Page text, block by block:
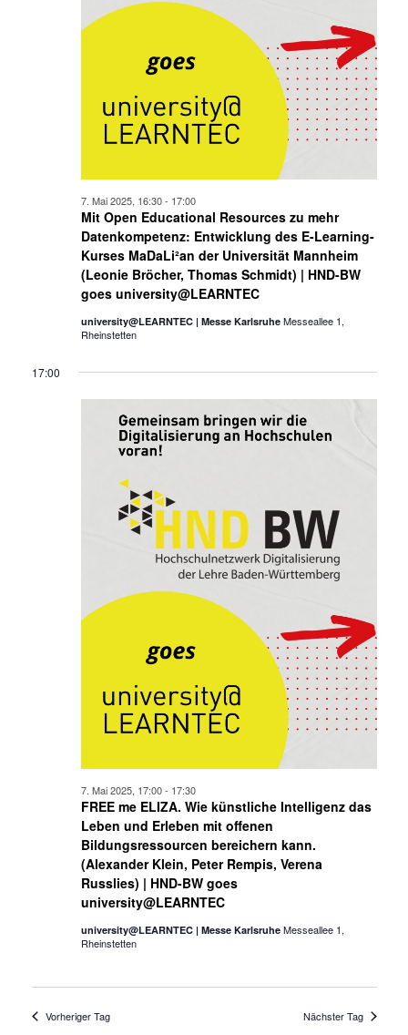
Mit Open Educational Resources zu mehr
Datenkompetenz: Entwicklung des E-Learning-
Kurses MaDaLi²an der Universität Mannheim
(Leonie Bröcher, Thomas Schmidt) | HND-BW
goes university@LEARNTEC
7. Mai 2025, 16:30- 17:00
university@LEARNTEC | Messe Karlsruhe Messeallee 1,
Rheinstetten
17:00
FREE me ELIZA. Wie künstliche Intelligenz das
Leben und Erleben mit offenen
Bildungsressourcen bereichern kann.
(Alexander Klein, Peter Rempis, Verena
Russlies) | HND-BW goes
university@LEARNTEC
7. Mai 2025, 17:00- 17:30
university@LEARNTEC | Messe Karlsruhe Messeallee 1,
Rheinstetten
Vorheriger Tag Nächster Tag